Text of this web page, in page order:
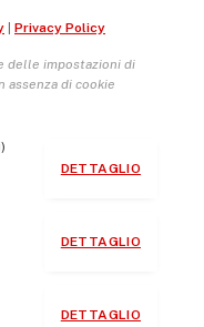
Privacy Policy
delle impostazioni di
assenza di cookie
DETTAGLIO
DETTAGLIO
DETTAGLIO